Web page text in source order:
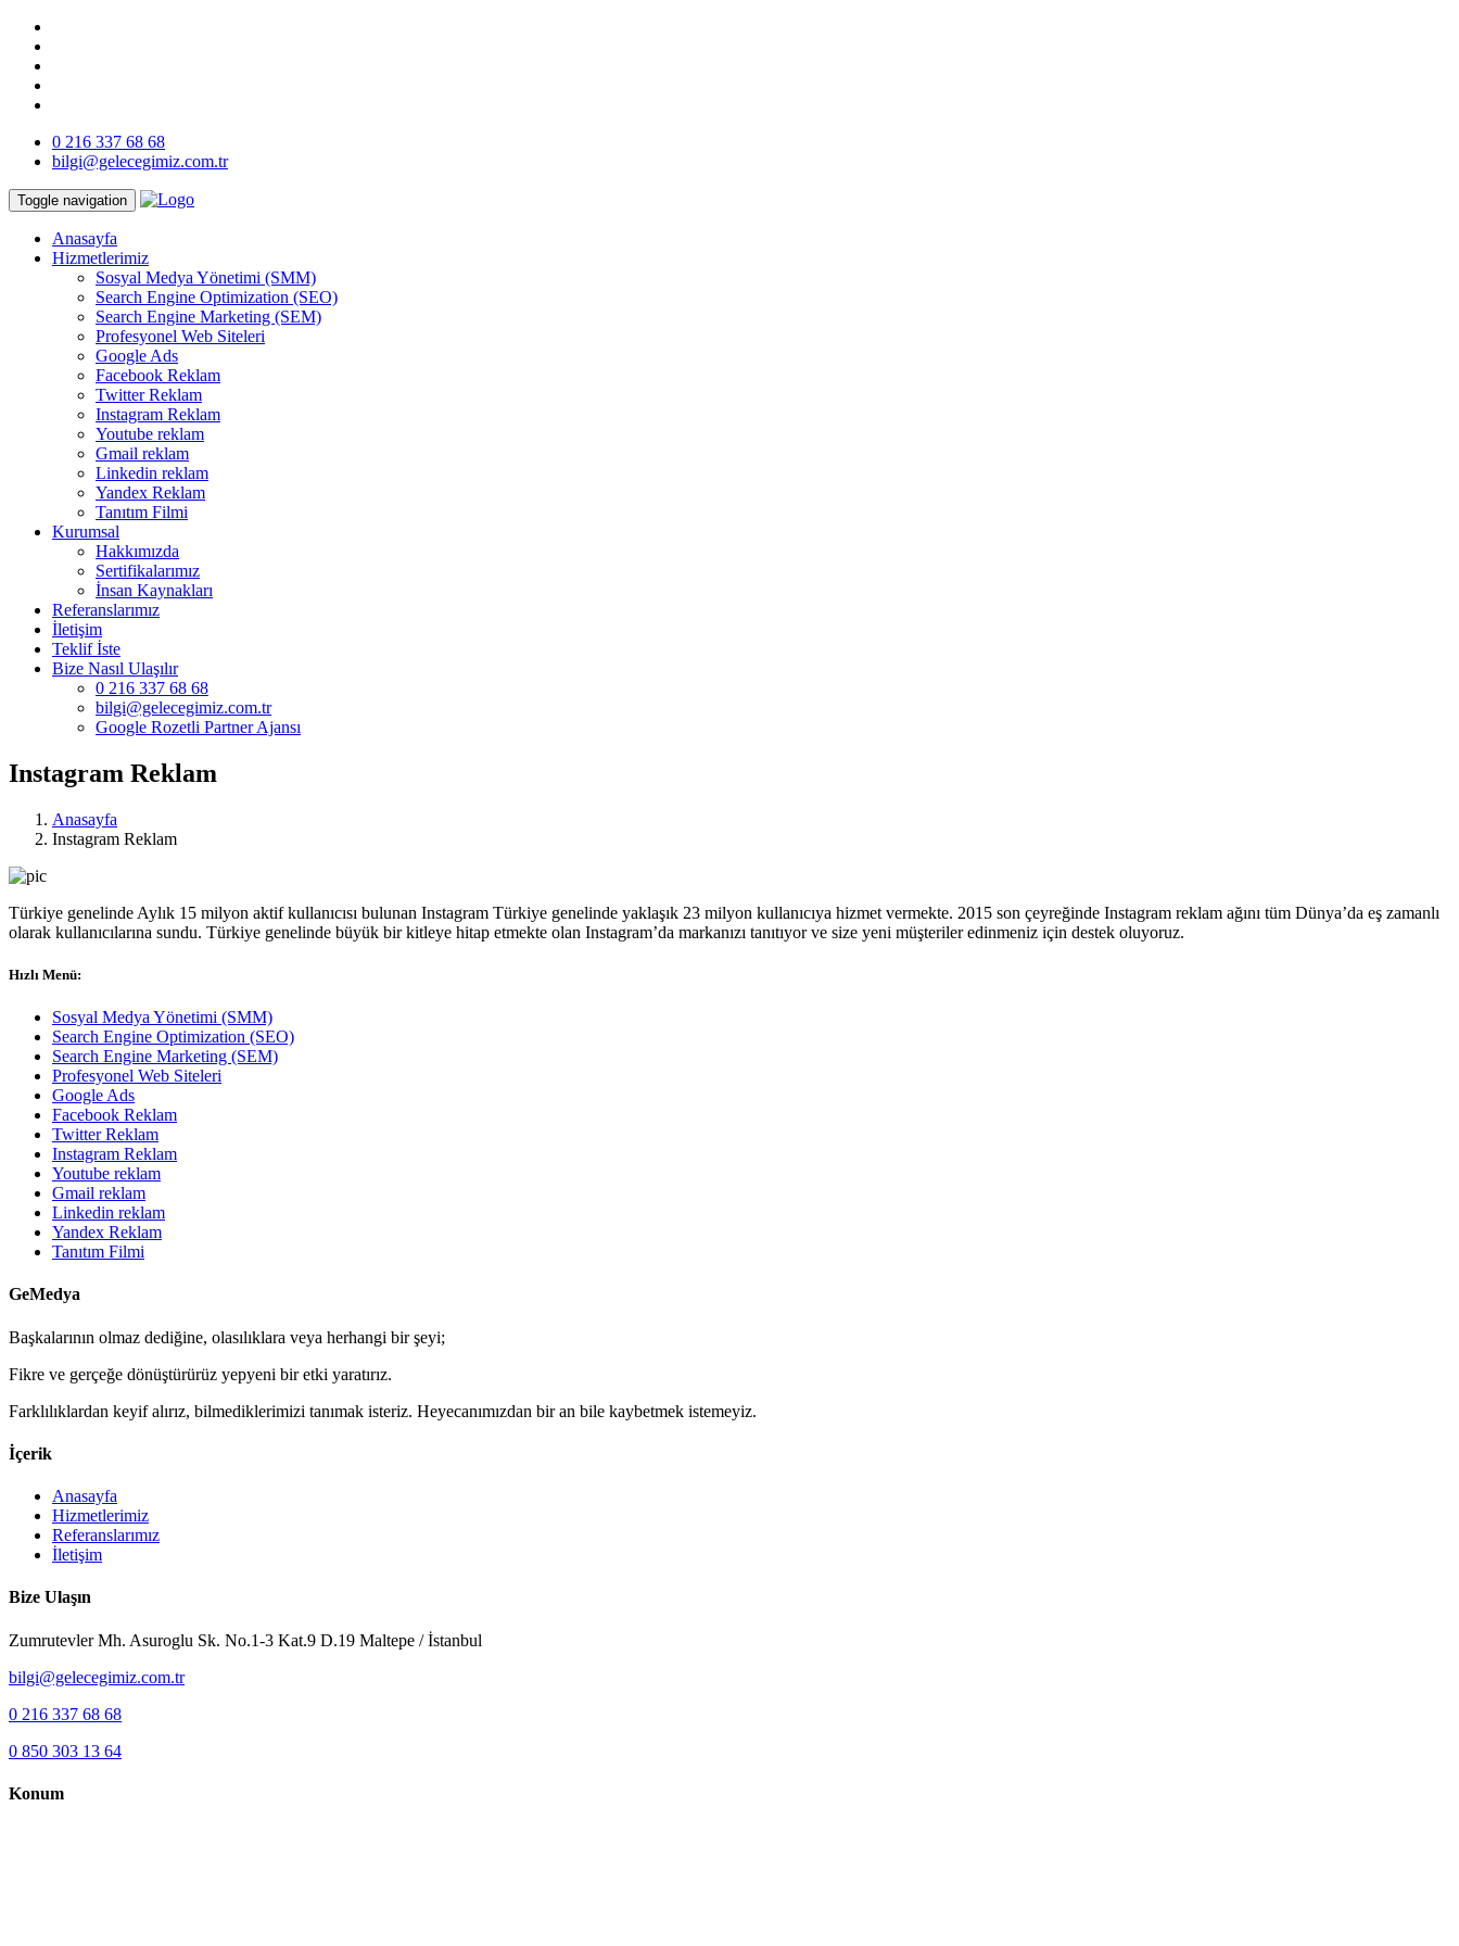
0 216 337 68 68
bilgi@gelecegimiz.com.tr
Toggle navigation
Anasayfa
Hizmetlerimiz
Sosyal Medya Yönetimi (SMM)
Search Engine Optimization (SEO)
Search Engine Marketing (SEM)
Profesyonel Web Siteleri
Google Ads
Facebook Reklam
Twitter Reklam
Instagram Reklam
Youtube reklam
Gmail reklam
Linkedin reklam
Yandex Reklam
Tanıtım Filmi
Kurumsal
Hakkımızda
Sertifikalarımız
İnsan Kaynakları
Referanslarımız
İletişim
Teklif İste
Bize Nasıl Ulaşılır
0 216 337 68 68
bilgi@gelecegimiz.com.tr
Google Rozetli Partner Ajansı
Instagram Reklam
Anasayfa
Instagram Reklam
Türkiye genelinde Aylık 15 milyon aktif kullanıcısı bulunan Instagram Türkiye genelinde yaklaşık 23 milyon kullanıcıya hizmet vermekte. 2015 son çeyreğinde Instagram reklam ağını tüm Dünya’da eş zamanlı
olarak kullanıcılarına sundu. Türkiye genelinde büyük bir kitleye hitap etmekte olan Instagram’da markanızı tanıtıyor ve size yeni müşteriler edinmeniz için destek oluyoruz.
Hızlı Menü:
Sosyal Medya Yönetimi (SMM)
Search Engine Optimization (SEO)
Search Engine Marketing (SEM)
Profesyonel Web Siteleri
Google Ads
Facebook Reklam
Twitter Reklam
Instagram Reklam
Youtube reklam
Gmail reklam
Linkedin reklam
Yandex Reklam
Tanıtım Filmi
GeMedya
Başkalarının olmaz dediğine, olasılıklara veya herhangi bir şeyi;
Fikre ve gerçeğe dönüştürürüz yepyeni bir etki yaratırız.
Farklılıklardan keyif alırız, bilmediklerimizi tanımak isteriz. Heyecanımızdan bir an bile kaybetmek istemeyiz.
İçerik
Anasayfa
Hizmetlerimiz
Referanslarımız
İletişim
Bize Ulaşın
Zumrutevler Mh. Asuroglu Sk. No.1-3 Kat.9 D.19 Maltepe / İstanbul
bilgi@gelecegimiz.com.tr
0 216 337 68 68
0 850 303 13 64
Konum